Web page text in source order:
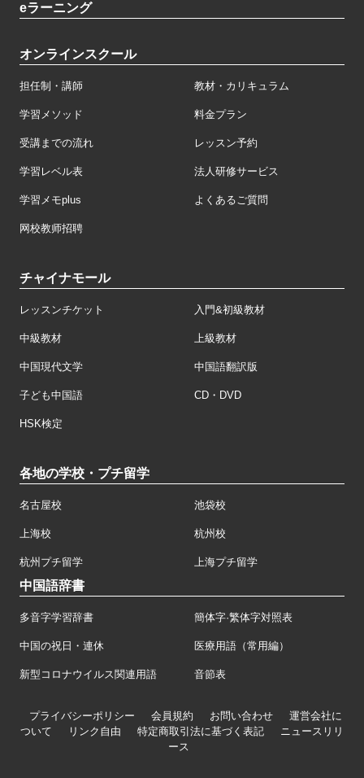
eラーニング
オンラインスクール
担任制・講師 教材・カリキュラム
学習メソッド 料金プラン
受講までの流れ レッスン予約
学習レベル表 法人研修サービス
学習メモplus よくあるご質問
网校教师招聘
チャイナモール
レッスンチケット 入門&初級教材
中級教材 上級教材
中国現代文学 中国語翻訳版
子ども中国語 CD・DVD
HSK検定
各地の学校・プチ留学
名古屋校 池袋校
上海校 杭州校
杭州プチ留学 上海プチ留学
中国語辞書
多音字学習辞書 簡体字·繁体字対照表
中国の祝日・連休 医療用語（常用編）
新型コロナウイルス関連用語 音節表
プライバシーポリシー 会員規約 お問い合わせ
運営会社に
ついて
リンク自由 特定商取引法に基づく表記
ニュースリリ
ース